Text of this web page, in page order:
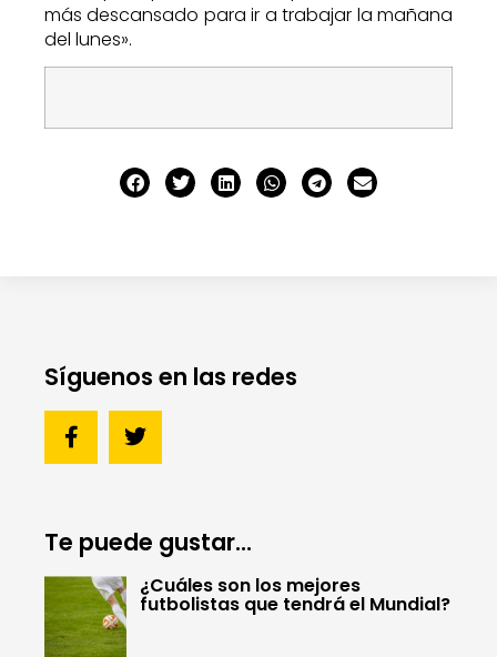
más descansado para ir a trabajar la mañana
del lunes».
Síguenos en las redes
Te puede gustar...
¿Cuáles son los mejores
futbolistas que tendrá el Mundial?